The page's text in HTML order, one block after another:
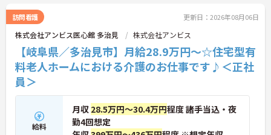
さい！
訪問看護 更新日：2026年08月06日
株式会社アンビス医心館 多治見 株式会社アンビス
【岐阜県／多治見市】月給28.9万円～☆住宅型有
料老人ホームにおける介護のお仕事です♪＜正社
員＞
給料
月収 28.5万円～30.4万円程度 諸手当込・夜
勤4回想定